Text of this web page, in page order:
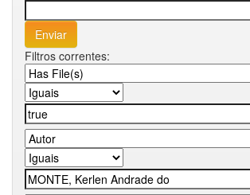
Filtros correntes: